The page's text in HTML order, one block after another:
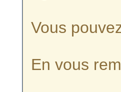
Vous
En vous